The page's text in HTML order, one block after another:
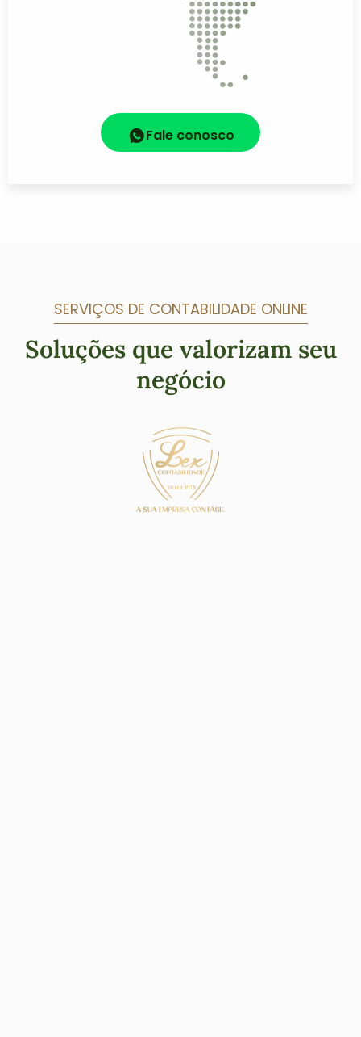
Fale conosco
SERVIÇOS DE CONTABILIDADE ONLINE
Soluções que valorizam seu
negócio